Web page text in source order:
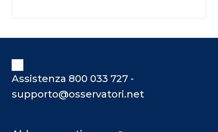
Assistenza 800 033 727 -
supporto@osservatori.net